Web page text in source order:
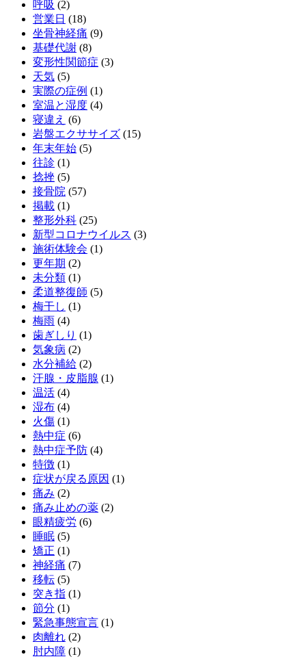
呼吸 (2)
営業日 (18)
坐骨神経痛 (9)
基礎代謝 (8)
変形性関節症 (3)
天気 (5)
実際の症例 (1)
室温と湿度 (4)
寝違え (6)
岩盤エクササイズ (15)
年末年始 (5)
往診 (1)
捻挫 (5)
接骨院 (57)
掲載 (1)
整形外科 (25)
新型コロナウイルス (3)
施術体験会 (1)
更年期 (2)
未分類 (1)
柔道整復師 (5)
梅干し (1)
梅雨 (4)
歯ぎしり (1)
気象病 (2)
水分補給 (2)
汗腺・皮脂腺 (1)
温活 (4)
湿布 (4)
火傷 (1)
熱中症 (6)
熱中症予防 (4)
特徴 (1)
症状が戻る原因 (1)
痛み (2)
痛み止めの薬 (2)
眼精疲労 (6)
睡眠 (5)
矯正 (1)
神経痛 (7)
移転 (5)
突き指 (1)
節分 (1)
緊急事態宣言 (1)
肉離れ (2)
肘内障 (1)